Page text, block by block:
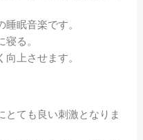
眠音楽です。
る。
上させます。
とても良い刺激となりま